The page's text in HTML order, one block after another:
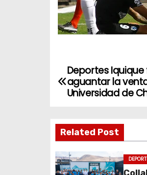
N
e
g
Deportes
aguantar la
Universidad de
Related Post